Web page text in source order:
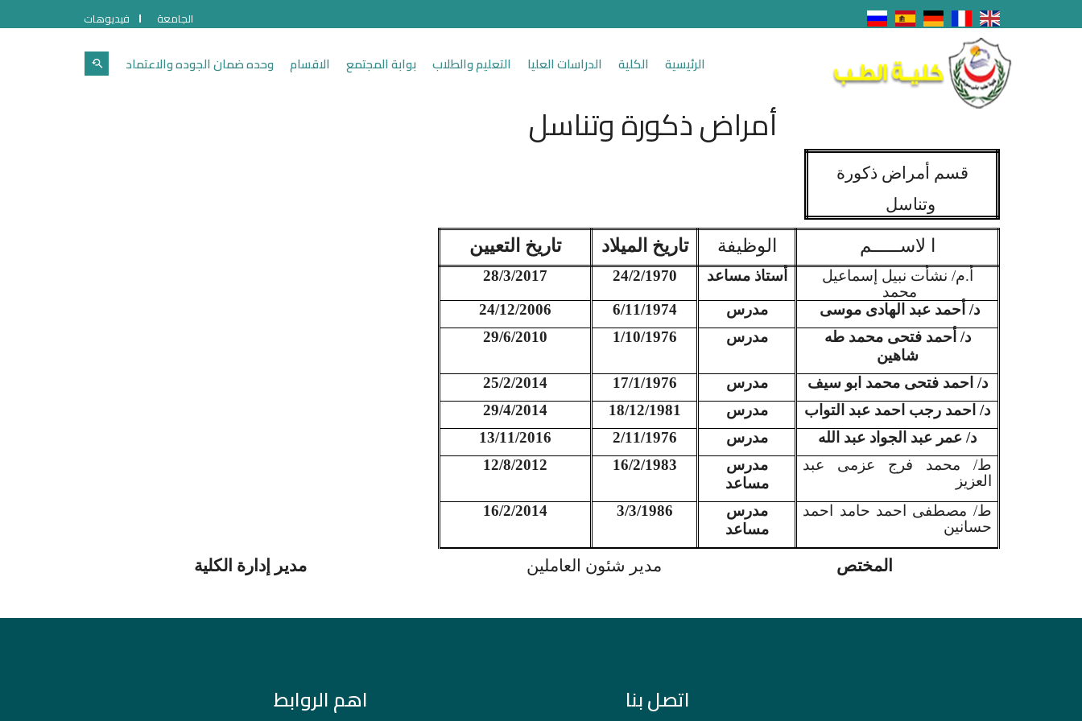
الجامعة فيديوهات
الرئيسية الكلية الدراسات العليا التعليم والطلاب بوابة المجتمع الاقسام وحده ضمان الجوده والاعتماد
أمراض ذكورة وتناسل
قسم أمراض ذكورة
وتناسل
ا لاســـــم الوظيفة تاريخ الميلاد تاريخ التعيين
أ.م/ نشأت نبيل إسماعيل
محمد
أستاذ مساعد 24/2/1970
28/3/2017
د/ أحمد عبد الهادى موسى
مدرس 6/11/1974
24/12/2006
د/ أحمد فتحى محمد طه
شاهين
مدرس 1/10/1976
29/6/2010
د/ احمد فتحى محمد ابو سيف مدرس 17/1/1976
25/2/2014
د/ احمد رجب احمد عبد التواب
مدرس 18/12/1981
29/4/2014
د/ عمر عبد الجواد عبد الله
مدرس 2/11/1976
13/11/2016
ط/ محمد فرج عزمى عبد
العزيز
مدرس
مساعد
16/2/1983
12/8/2012
ط/ مصطفى احمد حامد احمد
حسانين
مدرس
مساعد
3/3/1986
16/2/2014
المختص مدير شئون العاملين مدير إدارة الكلية
اتصل بنا اهم الروابط